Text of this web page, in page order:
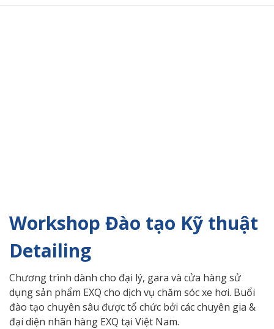
Workshop Đào tạo Kỹ thuật
Detailing
Chương trình dành cho đại lý, gara và cửa hàng sử
dụng sản phẩm EXQ cho dịch vụ chăm sóc xe hơi. Buổi
đào tạo chuyên sâu được tổ chức bởi các chuyên gia &
đại diện nhãn hàng EXQ tại Việt Nam.